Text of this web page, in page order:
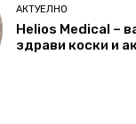
АКТУЕЛНО
Helios Medical –
здрави коски и